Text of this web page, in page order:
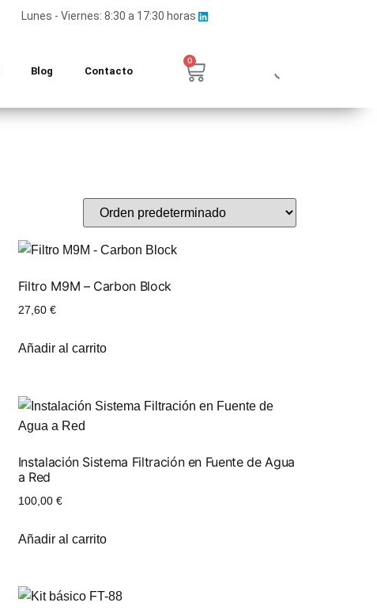
Lunes - Viernes: 8:30 a 17:30 horas
Blog Contacto
0
Filtro M9M – Carbon Block
27,60 €
Añadir al carrito
Instalación Sistema Filtración en Fuente de Agua
a Red
100,00 €
Añadir al carrito